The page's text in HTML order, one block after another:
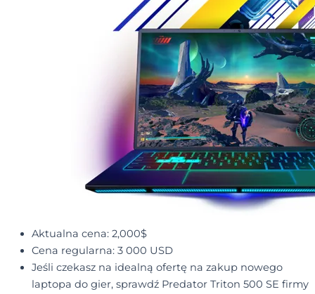
Aktualna cena: 2,000$
Cena regularna: 3 000 USD
Jeśli czekasz na idealną ofertę na zakup nowego
laptopa do gier, sprawdź Predator Triton 500 SE firmy